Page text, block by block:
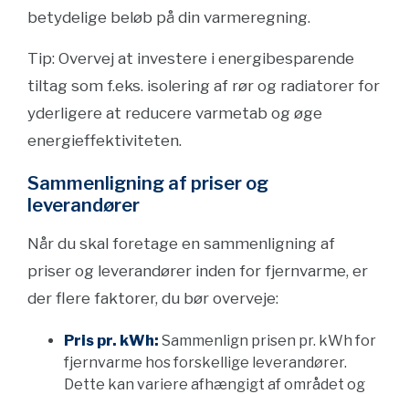
betydelige beløb på din varmeregning.
Tip: Overvej at investere i energibesparende
tiltag som f.eks. isolering af rør og radiatorer for
yderligere at reducere varmetab og øge
energieffektiviteten.
Sammenligning af priser og
leverandører
Når du skal foretage en sammenligning af
priser og leverandører inden for fjernvarme, er
der flere faktorer, du bør overveje:
Pris pr. kWh: Sammenlign prisen pr. kWh for
fjernvarme hos forskellige leverandører.
Dette kan variere afhængigt af området og